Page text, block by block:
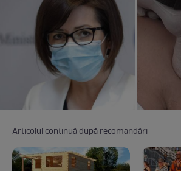
Articolul continuă după recomandări